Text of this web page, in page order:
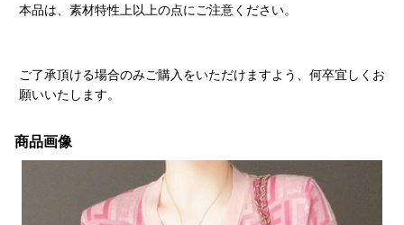
本品は、素材特性上以上の点にご注意ください。
ご了承頂ける場合のみご購入をいただけますよう、何卒宜しくお
願いいたします。
商品画像